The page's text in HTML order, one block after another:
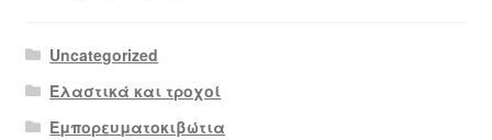
Uncategorized
Ελαστικά και τροχοί
Εμπορευματοκιβώτια